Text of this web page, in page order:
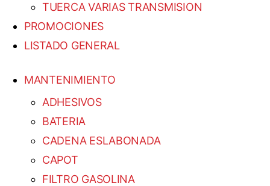
TUERCA VARIAS TRANSMISION
PROMOCIONES
LISTADO GENERAL
MANTENIMIENTO
ADHESIVOS
BATERIA
CADENA ESLABONADA
CAPOT
FILTRO GASOLINA